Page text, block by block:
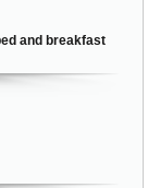
and breakfast